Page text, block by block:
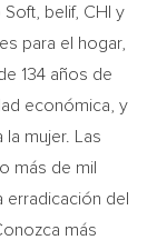
belif, CHI y
para el hogar,
134 años de
económica, y
mujer. Las
más de mil
erradicación del
más